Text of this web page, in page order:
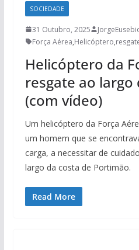
SOCIEDADE
31 Outubro, 2025
Força Aérea,Helicóptero,
Helicóptero da
resgate ao
(com vídeo)
Um helicóptero da Força
um homem que se
carga, a necessitar de
largo da costa de Portimão.
Read More